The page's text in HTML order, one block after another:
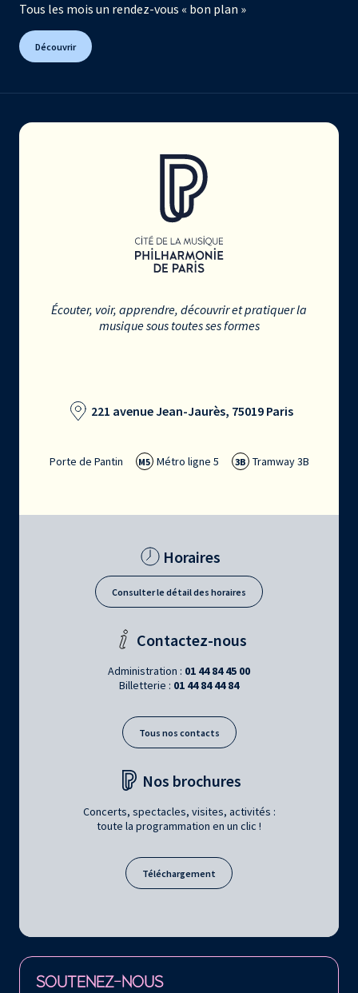
Tous les mois un rendez-vous « bon plan »
Découvrir
Écouter, voir, apprendre, découvrir et pratiquer la
musique sous toutes ses formes
221 avenue Jean-Jaurès, 75019 Paris
Porte de Pantin M5 Métro ligne 5 3B Tramway 3B
Horaires
Consulter le détail des horaires
Contactez-nous
Administration : 01 44 84 45 00
Billetterie : 01 44 84 44 84
Tous nos contacts
Nos brochures
Concerts, spectacles, visites, activités :
toute la programmation en un clic !
Téléchargement
SOUTENEZ-NOUS
Retrouvez la Philharmonie de Paris sur